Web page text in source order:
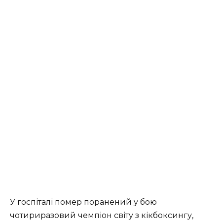
У госпіталі помер поранений у бою
чотириразовий чемпіон світу з кікбоксингу,